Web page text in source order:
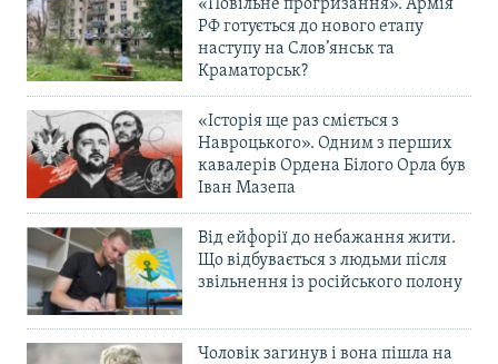
«Повільне прогризання». Армія
РФ готується до нового етапу
наступу на Слов’янськ та
Краматорськ?
«Історія ще раз сміється з
Навроцького». Одним з перших
кавалерів Ордена Білого Орла був
Іван Мазепа
Від ейфорії до небажання жити.
Що відбувається з людьми після
звільнення із російського полону
Чоловік загинув і вона пішла на